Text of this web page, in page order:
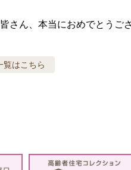
さん、本当におめでとうご
覧はこちら